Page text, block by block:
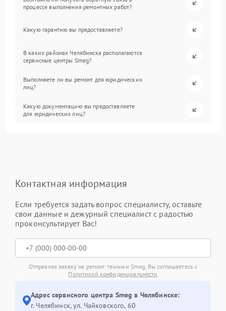
процессе выполнения ремонтных работ?
Какую гарантию вы предоставляете?
В каких районах Челябинска располагаются
сервисные центры Smeg?
Выполняете ли вы ремонт для юридических
лиц?
Какую документацию вы предоставляете
для юридических лиц?
Контактная информация
Если требуется задать вопрос специалисту, оставьте
свои данные и дежурный специалист с радостью
проконсультирует Вас!
Отправляя заявку на ремонт техники Smeg, Вы соглашаетесь с
Политикой конфиденциальности
Адрес сервисного центра Smeg в Челябинске:
г. Челябинск, ул. Чайковского, 60